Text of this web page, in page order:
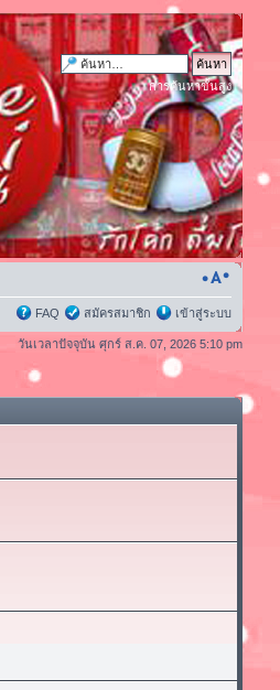
การค้นหาขั้นสูง
FAQ สมัครสมาชิก เข้าสู่ระบบ
วันเวลาปัจจุบัน ศุกร์ ส.ค. 07, 2026 5:10 pm